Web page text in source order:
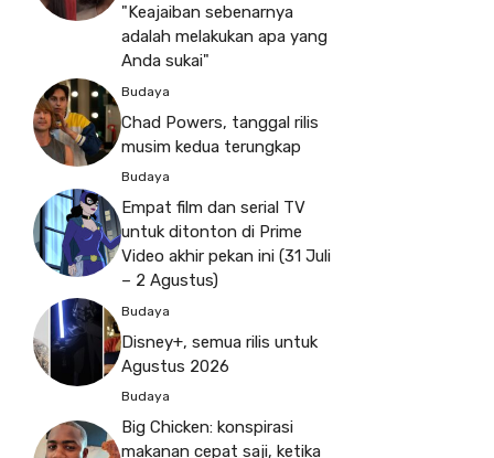
"Keajaiban sebenarnya
adalah melakukan apa yang
Anda sukai"
Budaya
Chad Powers, tanggal rilis
musim kedua terungkap
Budaya
Empat film dan serial TV
untuk ditonton di Prime
Video akhir pekan ini (31 Juli
– 2 Agustus)
Budaya
Disney+, semua rilis untuk
Agustus 2026
Budaya
Big Chicken: konspirasi
makanan cepat saji, ketika